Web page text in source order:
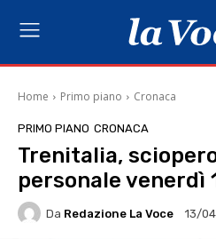
Home Primo piano Cronaca
PRIMO PIANO CRONACA
Trenitalia,
personale venerdì
Da Redazione La Voce 13/